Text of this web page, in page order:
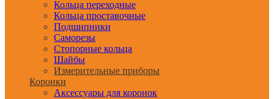
Кольца переходные
Кольца проставочные
Подшипники
Саморезы
Стопорные кольца
Шайбы
Измерительные приборы
Коронки
Аксессуары для коронок